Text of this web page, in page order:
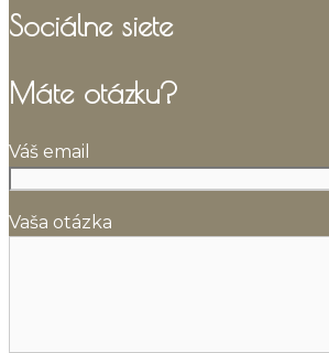
Sociálne siete
Máte otázku?
Váš email
Vaša otázka